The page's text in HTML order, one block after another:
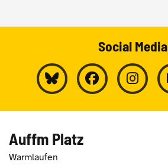
Social Media
Auffm Platz
Warmlaufen